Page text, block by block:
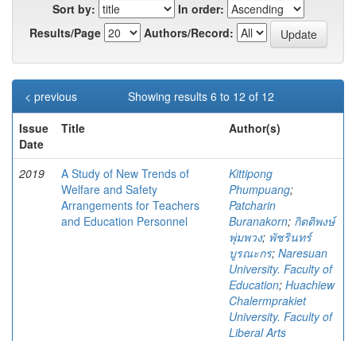
Sort by:
In order:
Results/Page
Authors/Record:
Showing results 6 to 12 of 12
< previous
Issue
Date
Title Author(s)
2019
A Study of New Trends of
Welfare and Safety
Arrangements for Teachers
and Education Personnel
Kittipong
Phumpuang;
Patcharin
Buranakorn; กิตติพงษ์
พุ่มพวง; พัชรินทร์
บูรณะกร; Naresuan
University. Faculty of
Education; Huachiew
Chalermprakiet
University. Faculty of
Liberal Arts